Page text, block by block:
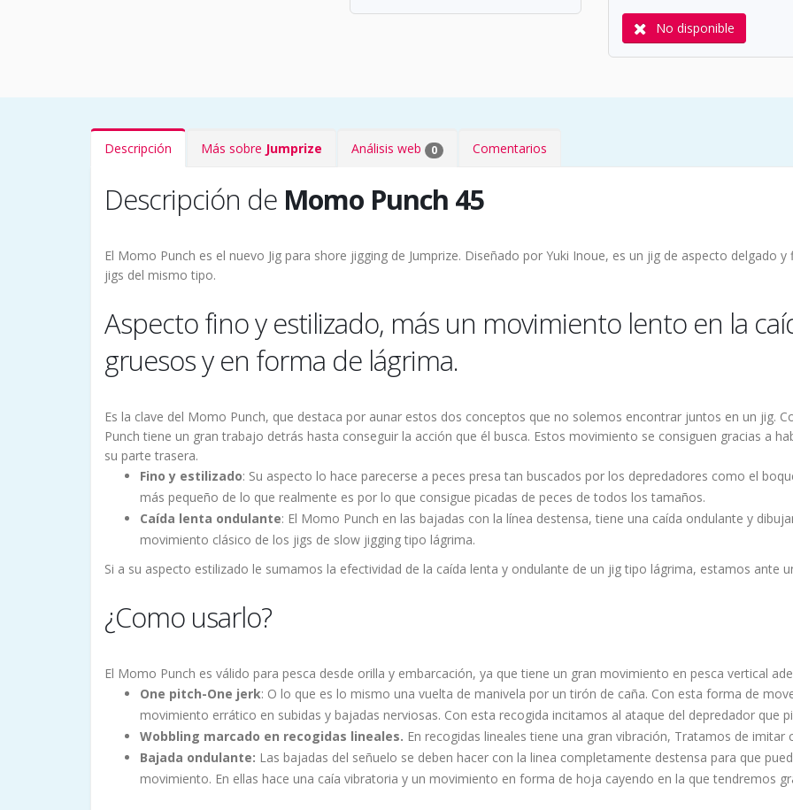
No disponible
Descripción Más sobre Jumprize Análisis web 0 Comentarios
Descripción de Momo Punch 45
El Momo Punch es el nuevo Jig para shore jigging de Jumprize. Diseñado por Yuki Inoue, es un jig de aspecto delgado
jigs del mismo tipo.
Aspecto fino y estilizado, más un movimiento lento en la
gruesos y en forma de lágrima.
Es la clave del Momo Punch, que destaca por aunar estos dos conceptos que no solemos encontrar juntos en un jig.
Punch tiene un gran trabajo detrás hasta conseguir la acción que él busca. Estos movimiento se consiguen gracias a
su parte trasera.
Fino y estilizado: Su aspecto lo hace parecerse a peces presa tan buscados por los depredadores como el
más pequeño de lo que realmente es por lo que consigue picadas de peces de todos los tamaños.
Caída lenta ondulante: El Momo Punch en las bajadas con la línea destensa, tiene una caída ondulante y
movimiento clásico de los jigs de slow jigging tipo lágrima.
Si a su aspecto estilizado le sumamos la efectividad de la caída lenta y ondulante de un jig tipo lágrima, estamos ante
¿Como usarlo?
El Momo Punch es válido para pesca desde orilla y embarcación, ya que tiene un gran movimiento en pesca vertical
One pitch-One jerk: O lo que es lo mismo una vuelta de manivela por un tirón de caña. Con esta forma de
movimiento errático en subidas y bajadas nerviosas. Con esta recogida incitamos al ataque del depredador que
Wobbling marcado en recogidas lineales. En recogidas lineales tiene una gran vibración, Tratamos de imitar
Bajada ondulante: Las bajadas del señuelo se deben hacer con la linea completamente destensa para que
movimiento. En ellas hace una caía vibratoria y un movimiento en forma de hoja cayendo en la que tendremos